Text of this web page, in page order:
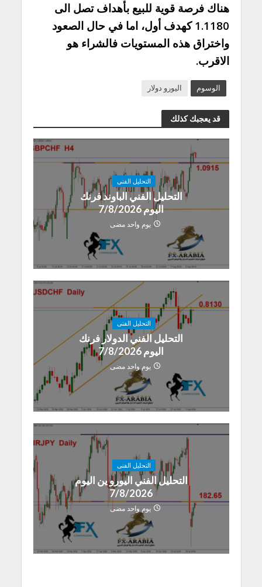
هناك فرصة قوية للبيع بأهداف تصل الى
1.1180 كهدف أول، اما في حال الصعود
واختراق هذه المستويات فالشراء هو
الاقرب.
الوسوم اليورو دولار
قد يعجبك كذلك
التحليل الفنى
التحليل الفني الباوند فرنك
اليوم 7/8/2026
يوم واحد مضى
التحليل الفنى
التحليل الفني الدولار فرنك
اليوم 7/8/2026
يوم واحد مضى
التحليل الفنى
التحليل الفني اليورو ين اليوم
7/8/2026
يوم واحد مضى